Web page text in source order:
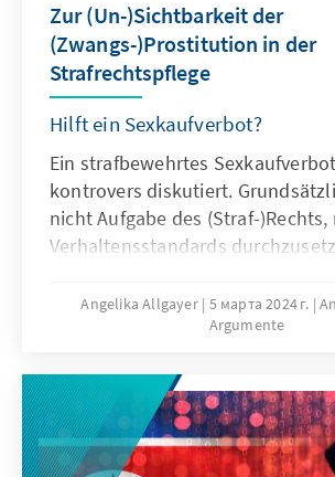
Zur (Un-)Sichtbarkeit der
(Zwangs-)Prostitution in der
Strafrechtspflege
Hilft ein Sexkaufverbot?
Ein strafbewehrtes
kontrovers diskutiert.
nicht Aufgabe des (Straf-
Verhaltensstandards
Selbstverantwortung getroffenen
Lebensentscheidungen zu
thematisiert, ob sich Prostitution
Menschenhandel mithilfe eines
Verbots nach dem „Nordischen
eindämmen lassen.
Angelika Allgayer 5 марта 2024 г.
Argumente